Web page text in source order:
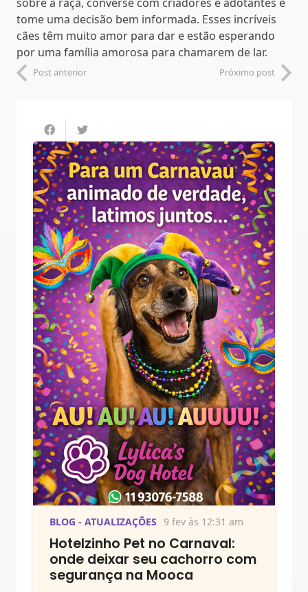
tome uma decisão bem informada. Esses incríveis
cães têm muito amor para dar e estão esperando
por uma família amorosa para chamarem de lar.
Post anterior Próximo post
BLOG - ATUALIZAÇÕES 9 fev às 12:31 am
Hotelzinho Pet no Carnaval:
onde deixar seu cachorro com
segurança na Mooca